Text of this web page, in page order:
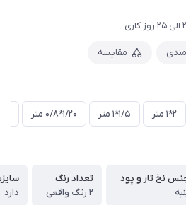
مقایسه
2*1 متر 1/5*1 متر 1/20*0/8 متر
نخ تار و پود
تعداد رنگ
2 رنگ واقعی
دارد